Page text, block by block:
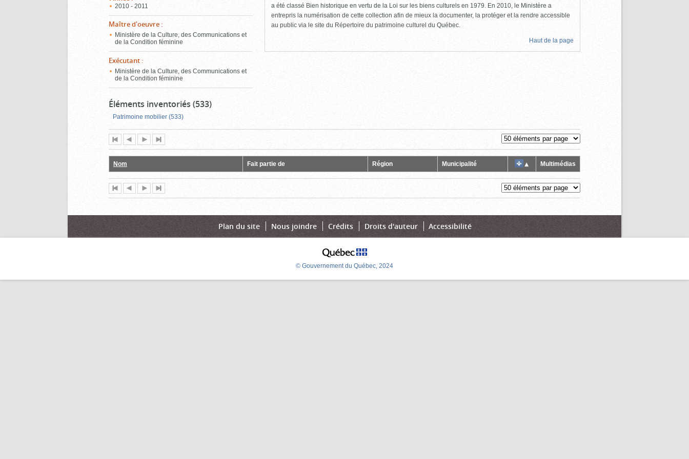
2010 - 2011
Maître d'oeuvre :
Ministère de la Culture, des Communications et
de la Condition féminine
Exécutant :
Ministère de la Culture, des Communications et
de la Condition féminine
a été classé Bien historique en vertu de la Loi sur les biens culturels en 1979. En 2010, le Ministère a
entrepris la numérisation de cette collection afin de mieux la documenter, la protéger et la rendre accessible
au public via le site du Répertoire du patrimoine culturel du Québec.
Haut de la page
Éléments inventoriés (533)
Patrimoine mobilier (533)
Première
page
Page
précédente
suivante
page
Nom Fait partie de Région Municipalité Multimédias
Première
page
Page
précédente
suivante
page
Plan du site Nous joindre Crédits Droits d'auteur Accessibilité
© Gouvernement du Québec, 2024